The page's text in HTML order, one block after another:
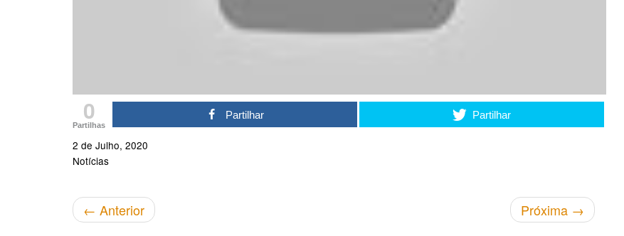
0
Partilhas
Partilhar Partilhar
2 de Julho, 2020
Notícias
← Anterior Próxima →